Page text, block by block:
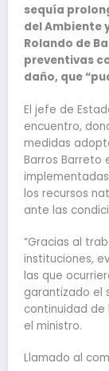
sequía
del Ambiente
Rolando de
preventivas
daño, que
El jefe de
encuentro,
medidas
Barros Barreto
los recursos
ante las
“Gracias al
instituciones,
las que
garantizado el
continuidad de
el ministro.
Llamado al